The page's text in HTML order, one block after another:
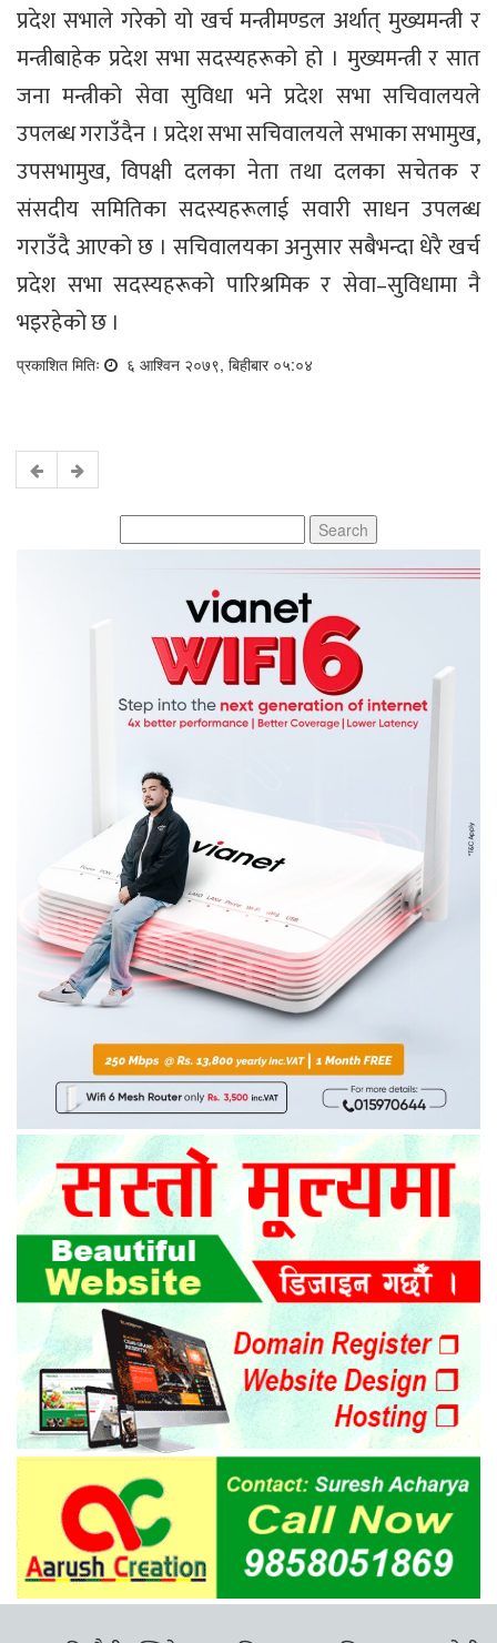
प्रदेश सभाले गरेको यो खर्च मन्त्रीमण्डल अर्थात् मुख्यमन्त्री र
मन्त्रीबाहेक प्रदेश सभा सदस्यहरूको हो । मुख्यमन्त्री र सात
जना मन्त्रीको सेवा सुविधा भने प्रदेश सभा सचिवालयले
उपलब्ध गराउँदैन । प्रदेश सभा सचिवालयले सभाका सभामुख,
उपसभामुख, विपक्षी दलका नेता तथा दलका सचेतक र
संसदीय समितिका सदस्यहरूलाई सवारी साधन उपलब्ध
गराउँदै आएको छ । सचिवालयका अनुसार सबैभन्दा धेरै खर्च
प्रदेश सभा सदस्यहरूको पारिश्रमिक र सेवा–सुविधामा नै
भइरहेको छ ।
प्रकाशित मितिः ६ आश्विन २०७९, बिहीबार ०५:०४
for: